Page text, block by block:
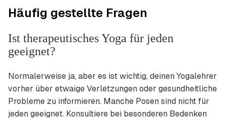
Häufig gestellte Fragen
Ist therapeutisches Yoga für jeden
geeignet?
Normalerweise ja, aber es ist wichtig, deinen Yogalehrer
vorher über etwaige Verletzungen oder gesundheitliche
Probleme zu informieren. Manche Posen sind nicht für
jeden geeignet. Konsultiere bei besonderen Bedenken